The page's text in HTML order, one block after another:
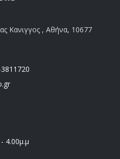
Κανιγγος , Αθήνα, 10677
4.00μ.μ